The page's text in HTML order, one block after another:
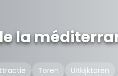
la
Toren Uitkijktoren